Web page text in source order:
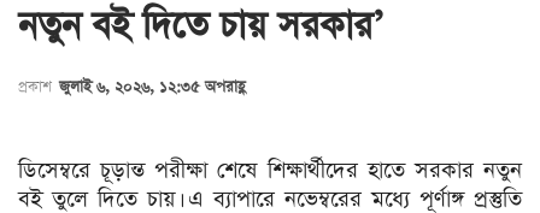
নতুন বই দিতে চায় সরকার’
প্রকাশ জুলাই ৬, ২০২৬, ১২:৩৫ অপরাহ্ণ
ডিসেম্বরে চূড়ান্ত পরীক্ষা শেষে শিক্ষার্থীদের হাতে সরকার নতুন
বই তুলে দিতে চায়। এ ব্যাপারে নভেম্বরের মধ্যে পূর্ণাঙ্গ প্রস্তুতি